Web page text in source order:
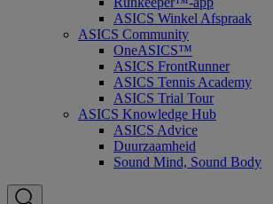
ASICS Winkel Afspraak
ASICS Community
OneASICS™
ASICS FrontRunner
ASICS Tennis Academy
ASICS Trial Tour
ASICS Knowledge Hub
ASICS Advice
Duurzaamheid
Sound Mind, Sound Body